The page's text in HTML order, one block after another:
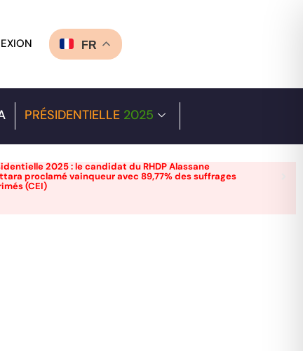
FR
PRÉSIDENTIELLE 2025
2025 : le candidat du RHDP Alassane
proclamé vainqueur avec 89,77% des suffrages
(CEI)